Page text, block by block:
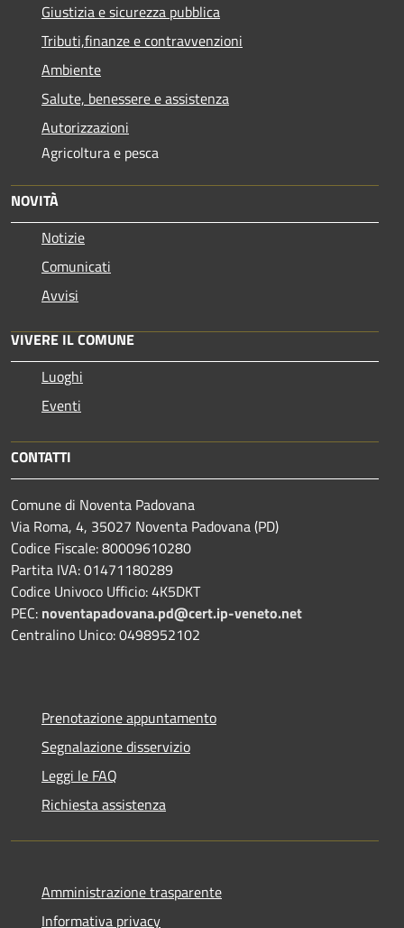
Giustizia e sicurezza pubblica
Tributi,finanze e contravvenzioni
Ambiente
Salute, benessere e assistenza
Autorizzazioni
Agricoltura e pesca
NOVITÀ
Notizie
Comunicati
Avvisi
VIVERE IL COMUNE
Luoghi
Eventi
CONTATTI
Comune di Noventa Padovana
Via Roma, 4, 35027 Noventa Padovana (PD)
Codice Fiscale: 80009610280
Partita IVA: 01471180289
Codice Univoco Ufficio: 4K5DKT
PEC: noventapadovana.pd@cert.ip-veneto.net
Centralino Unico: 0498952102
Prenotazione appuntamento
Segnalazione disservizio
Leggi le FAQ
Richiesta assistenza
Amministrazione trasparente
Informativa privacy